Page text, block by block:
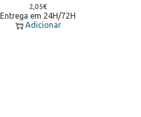
2,05€
Entrega em 24H/72H
Adicionar